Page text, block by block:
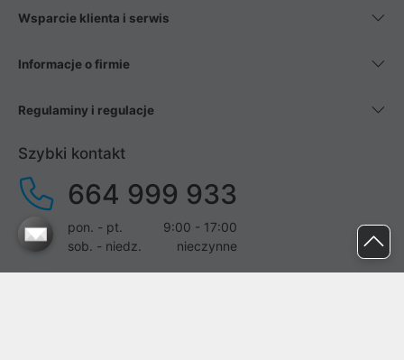
Wsparcie klienta i serwis
Informacje o firmie
Regulaminy i regulacje
Szybki kontakt
664 999 933
pon. - pt.
9:00 - 17:00
sob. - niedz.
nieczynne